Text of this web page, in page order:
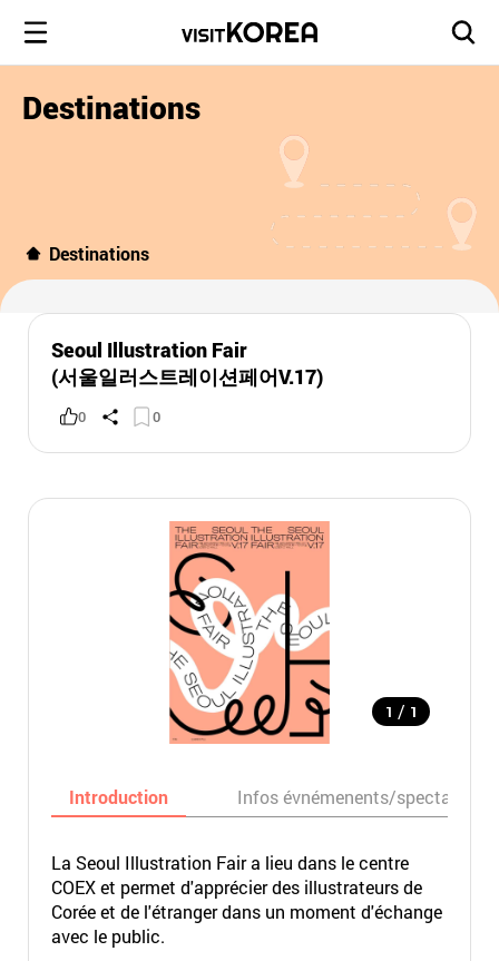
Destinations
Destinations
Seoul Illustration Fair
(서울일러스트레이션페어V.17)
0 0
1 / 1
Introduction Infos évnémenents/spectacles
La Seoul Illustration Fair a lieu dans le centre
COEX et permet d'apprécier des illustrateurs de
Corée et de l'étranger dans un moment d'échange
avec le public.